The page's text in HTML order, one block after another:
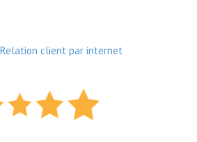
Relation client par internet